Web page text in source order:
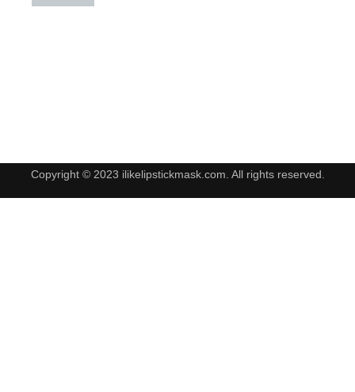
Copyright © 2023 ilikelipstickmask.com. All rights reserved.